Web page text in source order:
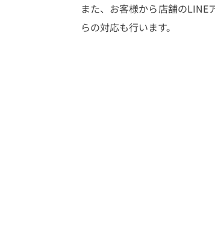
また、お客様から店舗のLINE
らの対応も行います。